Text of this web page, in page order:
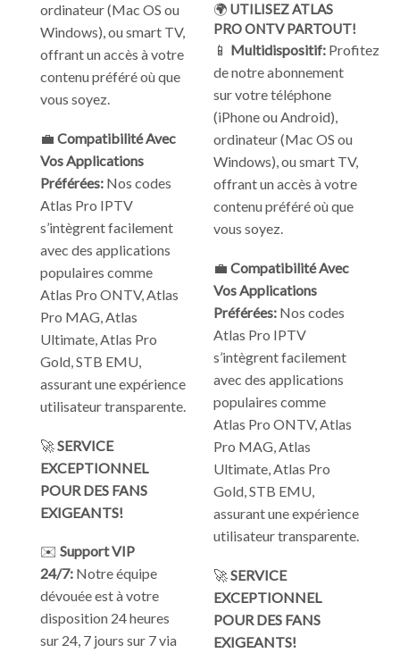
ordinateur (Mac OS ou
Windows), ou smart TV,
offrant un accès à votre
contenu préféré où que
vous soyez.
💼 Compatibilité Avec
Vos Applications
Préférées: Nos codes
Atlas Pro IPTV
s’intègrent facilement
avec des applications
populaires comme
Atlas Pro ONTV, Atlas
Pro MAG, Atlas
Ultimate, Atlas Pro
Gold, STB EMU,
assurant une expérience
utilisateur transparente.
🚀SERVICE
EXCEPTIONNEL
POUR DES FANS
EXIGEANTS!
✉️ Support VIP
24/7: Notre équipe
dévouée est à votre
disposition 24 heures
sur 24, 7 jours sur 7 via
🌍 UTILISEZ ATLAS
PRO ONTV PARTOUT!
📱 Multidispositif: Profitez
de notre abonnement
sur votre téléphone
(iPhone ou Android),
ordinateur (Mac OS ou
Windows), ou smart TV,
offrant un accès à votre
contenu préféré où que
vous soyez.
💼 Compatibilité Avec
Vos Applications
Préférées: Nos codes
Atlas Pro IPTV
s’intègrent facilement
avec des applications
populaires comme
Atlas Pro ONTV, Atlas
Pro MAG, Atlas
Ultimate, Atlas Pro
Gold, STB EMU,
assurant une expérience
utilisateur transparente.
🚀SERVICE
EXCEPTIONNEL
POUR DES FANS
EXIGEANTS!